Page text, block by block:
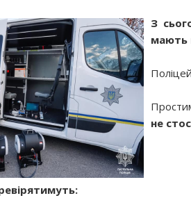
З
мають
не